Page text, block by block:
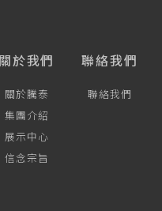
關於我們
關於騰泰
集團介紹
展示中心
信念宗旨
聯絡我們
聯絡我們